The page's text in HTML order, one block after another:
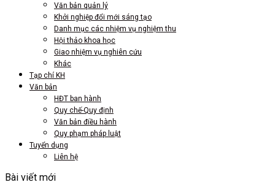
Văn bản quản lý
Khởi nghiệp đổi mới sáng tạo
Danh mục các nhiệm vụ nghiệm thu
Hội thảo khoa học
Giao nhiệm vụ nghiên cứu
Khác
Tạp chí KH
Văn bản
HĐT ban hành
Quy chế-Quy định
Văn bản điều hành
Quy phạm pháp luật
Tuyển dụng
Liên hệ
Bài viết mới